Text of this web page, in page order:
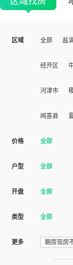
区域 全部 盐
经开区
河津市
闻喜县
价格 全部
户型 全部
开盘 全部
类型 全部
更多 期房现房